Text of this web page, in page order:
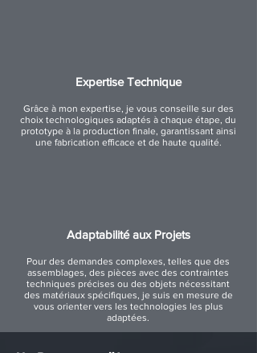
Expertise Technique
Grâce à mon expertise, je vous conseille sur des
choix technologiques adaptés à chaque étape, du
prototype à la production finale, garantissant ainsi
une fabrication efficace et de haute qualité.
Adaptabilité aux Projets
Pour des demandes complexes, telles que des
assemblages, des pièces avec des contraintes
techniques précises ou des objets nécessitant
des matériaux spécifiques, je suis en mesure de
vous orienter vers les technologies les plus
adaptées.